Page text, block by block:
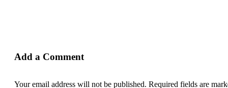
Add a Comment
Your email address will not be published. Required fields are